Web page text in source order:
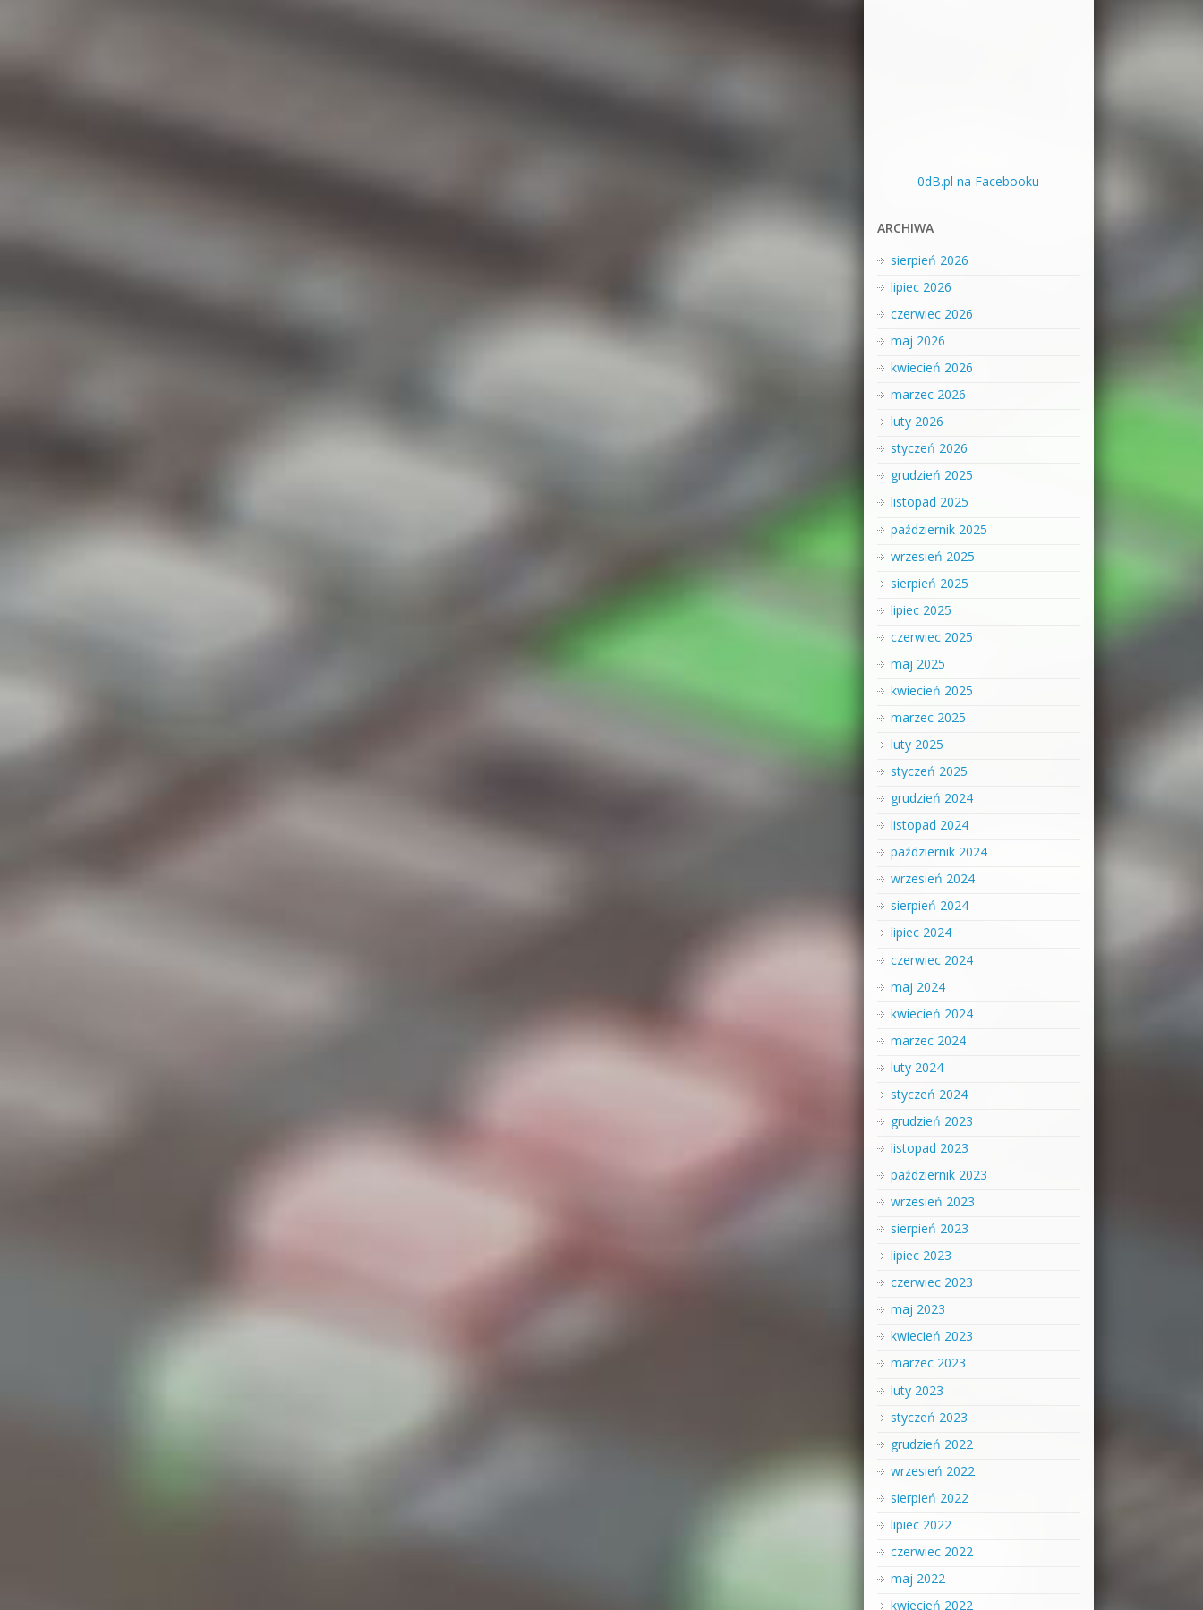
0dB.pl na Facebooku
ARCHIWA
sierpień 2026
lipiec 2026
czerwiec 2026
maj 2026
kwiecień 2026
marzec 2026
luty 2026
styczeń 2026
grudzień 2025
listopad 2025
październik 2025
wrzesień 2025
sierpień 2025
lipiec 2025
czerwiec 2025
maj 2025
kwiecień 2025
marzec 2025
luty 2025
styczeń 2025
grudzień 2024
listopad 2024
październik 2024
wrzesień 2024
sierpień 2024
lipiec 2024
czerwiec 2024
maj 2024
kwiecień 2024
marzec 2024
luty 2024
styczeń 2024
grudzień 2023
listopad 2023
październik 2023
wrzesień 2023
sierpień 2023
lipiec 2023
czerwiec 2023
maj 2023
kwiecień 2023
marzec 2023
luty 2023
styczeń 2023
grudzień 2022
wrzesień 2022
sierpień 2022
lipiec 2022
czerwiec 2022
maj 2022
kwiecień 2022